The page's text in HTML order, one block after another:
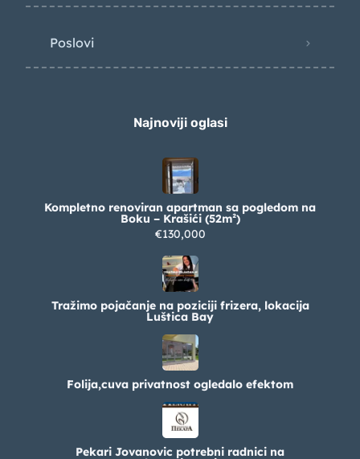
Poslovi
Najnoviji oglasi
Kompletno renoviran apartman sa pogledom na
Boku – Krašići (52m²)
€130,000
Tražimo pojačanje na poziciji frizera, lokacija
Luštica Bay
Folija,cuva privatnost ogledalo efektom
Pekari Jovanovic potrebni radnici na